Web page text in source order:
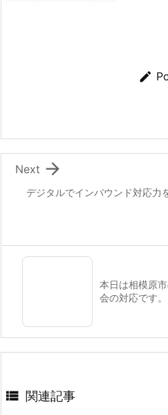

デジタルでインバウンド対応力

Next
本日は相模原
会の対応です。
 関連記事